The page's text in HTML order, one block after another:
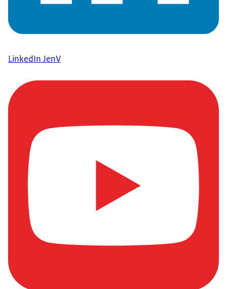
LinkedIn JenV